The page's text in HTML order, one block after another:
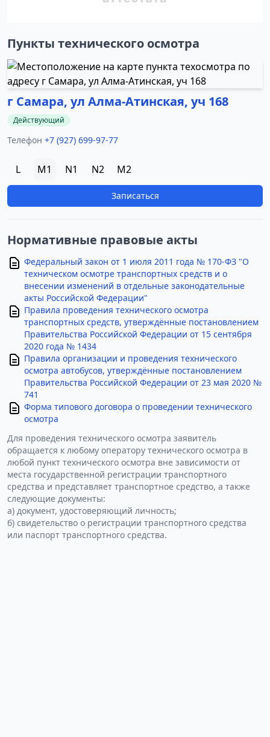
Пункты технического осмотра
г Самара, ул Алма-Атинская, уч 168
Действующий
Телефон +7 (927) 699-97-77
L M1 N1 N2 M2
Записаться
Нормативные правовые акты
Федеральный закон от 1 июля 2011 года № 170-ФЗ "О
техническом осмотре транспортных средств и о
внесении изменений в отдельные законодательные
акты Российской Федерации"
Правила проведения технического осмотра
транспортных средств, утверждённые постановлением
Правительства Российской Федерации от 15 сентября
2020 года № 1434
Правила организации и проведения технического
осмотра автобусов, утверждённые постановлением
Правительства Российской Федерации от 23 мая 2020 №
741
Форма типового договора о проведении технического
осмотра
Для проведения технического осмотра заявитель
обращается к любому оператору технического осмотра в
любой пункт технического осмотра вне зависимости от
места государственной регистрации транспортного
средства и представляет транспортное средство, а также
следующие документы:
а) документ, удостоверяющий личность;
б) свидетельство о регистрации транспортного средства
или паспорт транспортного средства.